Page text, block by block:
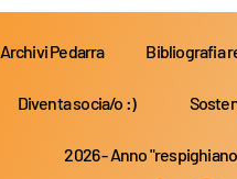
Archivi Pedarra Bibliografia
Diventa socia/o :)
2026 - Anno